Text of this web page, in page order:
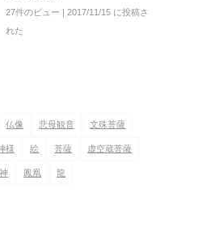
27件のビュー |2017/11/15 に投稿さ
れた
仏像 悲母観音 文殊菩薩
様 絵 菩薩 虚空蔵菩薩
鳳凰 龍